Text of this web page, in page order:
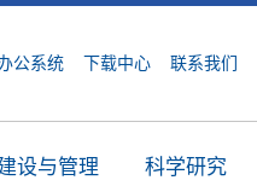
公系统 下载中心 联系我们
设与管理 科学研究